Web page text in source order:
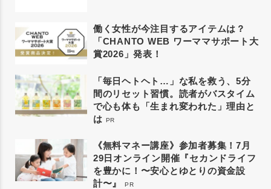
働く女性が今注目するアイテムは？
「CHANTO WEB ワーママサポート大
賞2026」発表！
「毎日ヘトヘト…」な私を救う、5分
間のリセット習慣。読者がバスタイム
で心も体も「生まれ変われた」理由と
は PR
《無料マネー講座》参加者募集！7月
29日オンライン開催『セカンドライフ
を豊かに！〜安心とゆとりの資金設
計〜』
PR